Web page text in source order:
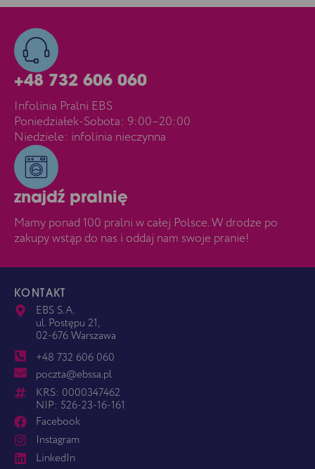
+48 732 606 060
Infolinia Pralni EBS
Poniedziałek-Sobota: 9:00–20:00
Niedziele: infolinia nieczynna
znajdź pralnię
Mamy ponad 100 pralni w całej Polsce. W drodze po
zakupy wstąp do nas i oddaj nam swoje pranie!
KONTAKT
EBS S.A.
ul. Postępu 21,
02-676 Warszawa
+48 732 606 060
poczta@ebssa.pl
KRS: 0000347462
NIP: 526-23-16-161
Facebook
Instagram
LinkedIn